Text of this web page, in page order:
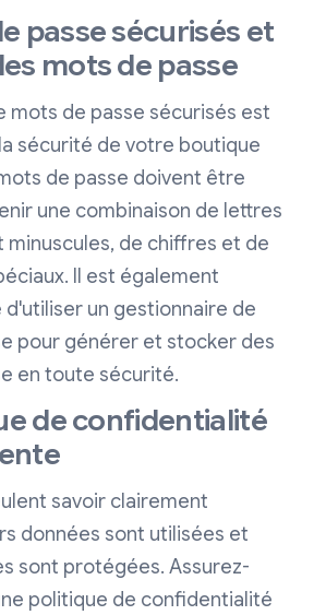
passe sécurisés et
mots de passe
mots de passe sécurisés est
sécurité de votre boutique
de passe doivent être
une combinaison de lettres
minuscules, de chiffres et de
Il est également
un gestionnaire de
pour générer et stocker des
en toute sécurité.
de confidentialité
savoir clairement
données sont utilisées et
sont protégées. Assurez-
politique de confidentialité